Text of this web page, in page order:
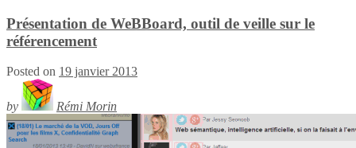
Présentation de WeBBoard, outil de veille sur le
référencement
Posted on 19 janvier 2013
by Rémi Morin